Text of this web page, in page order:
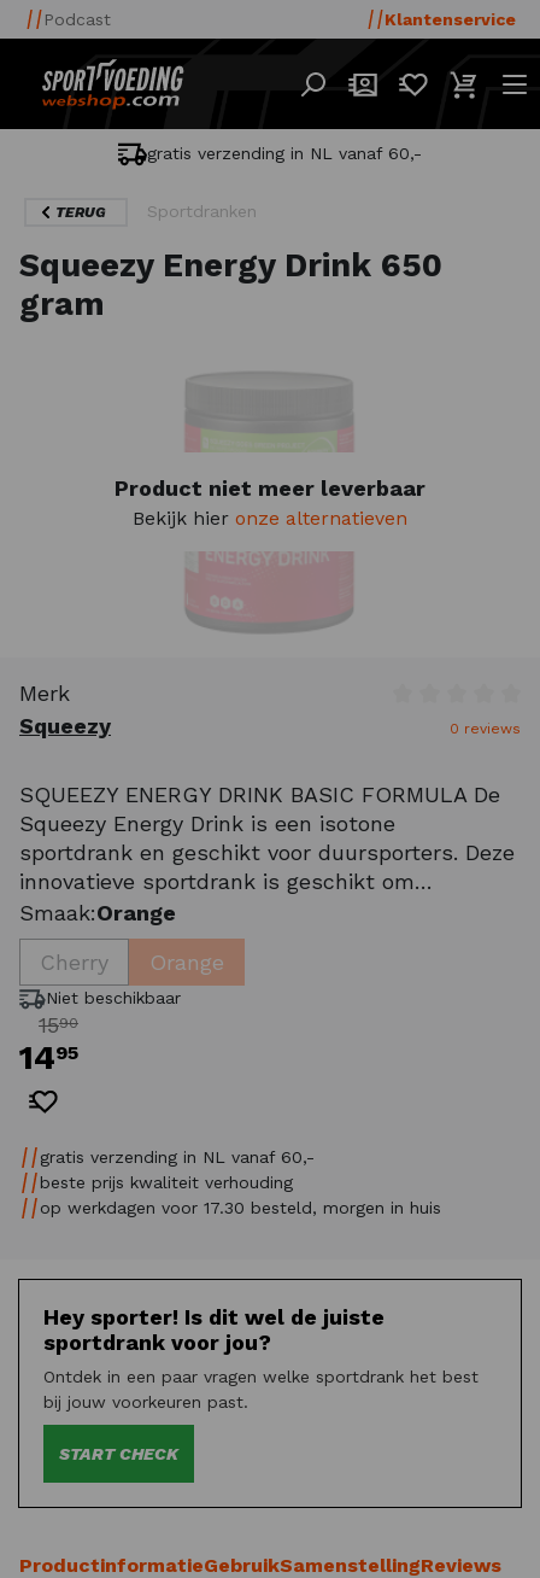
Podcast Klantenservice
gratis verzending in NL vanaf 60,-
TERUG Sportdranken
Squeezy Energy Drink 650
gram
Product niet meer leverbaar
Bekijk hier onze alternatieven
Merk
Squeezy
Gemiddelde
0 reviews
SQUEEZY ENERGY DRINK BASIC FORMULA De
Squeezy Energy Drink is een isotone
sportdrank en geschikt voor duursporters. Deze
innovatieve sportdrank is geschikt om
razendsnel je energielevel aan te vullen.
Daarnaast is de dorstlesser speciaal
ontwikkeld voor sporters welke last hebben
van een gevoelige m
Smaak:Orange
Cherry
Orange
Niet beschikbaar
1590
1495
gratis verzending in NL vanaf 60,-
beste prijs kwaliteit verhouding
op werkdagen voor 17.30 besteld, morgen in huis
Hey sporter! Is dit wel de juiste
sportdrank voor jou?
Ontdek in een paar vragen welke sportdrank het best
bij jouw voorkeuren past.
START CHECK
ProductinformatieGebruikSamenstellingReviews